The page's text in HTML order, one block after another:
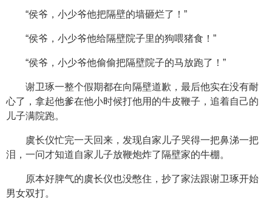
“侯爷，小少爷他把隔壁的墙砸烂了！”
“侯爷，小少爷他给隔壁院子里的狗喂猪食！”
“侯爷，小少爷他偷偷把隔壁院子的马放跑了！”
谢卫琢一整个假期都在向隔壁道歉，最后他实在没有耐
心了，拿起他爹在他小时候打他用的牛皮鞭子，追着自己的
儿子满院跑。
虞长仪忙完一天回来，发现自家儿子哭得一把鼻涕一把
泪，一问才知道自家儿子放鞭炮炸了隔壁家的牛棚。
原本好脾气的虞长仪也没憋住，抄了家法跟谢卫琢开始
男女双打。